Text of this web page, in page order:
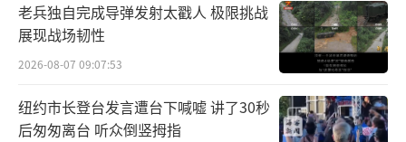
老兵独自完成导弹发射太戳人 极限挑战
展现战场韧性
2026-08-07 09:07:53
纽约市长登台发言遭台下喊嘘 讲了30秒
后匆匆离台 听众倒竖拇指